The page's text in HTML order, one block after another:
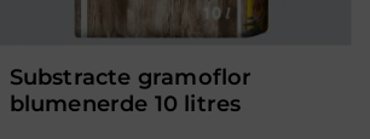
substracte gramoflor
blumenerde 10 litres